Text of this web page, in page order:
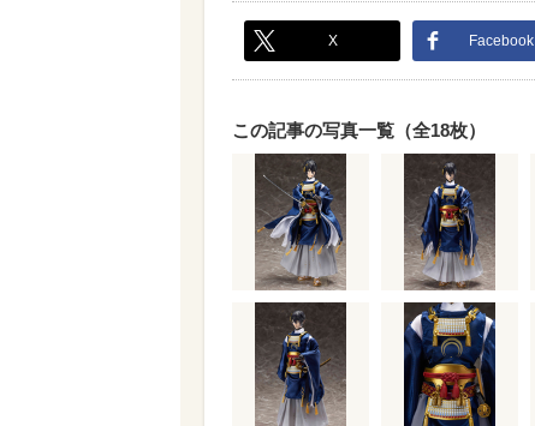
X Facebook
この記事の写真一覧（全18枚）